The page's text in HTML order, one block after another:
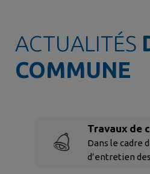
ACTUALITÉS
COMMUNE
Travaux de
Fermeture
Martinet -
Dans le cadre
d’entretien